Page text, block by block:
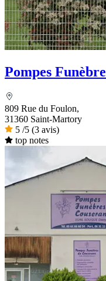
Pompes
809 Rue du Foulon,
31360 Saint-Martory
5 /5 (3 avis)
top notes